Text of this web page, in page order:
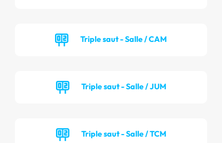
Triple saut - Salle / CAM
Triple saut - Salle / JUM
Triple saut - Salle / TCM